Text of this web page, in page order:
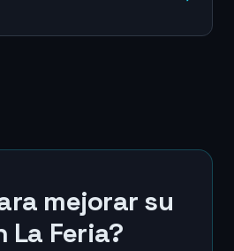
mejorar su
La Feria?